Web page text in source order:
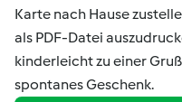
Karte nach Hause
als PDF-Datei
kinderleicht zu einer
spontanes Geschenk.